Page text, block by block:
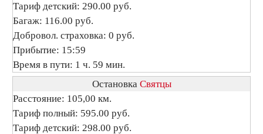
Тариф детский: 290.00 руб.
Багаж: 116.00 руб.
Добровол. страховка: 0 руб.
Прибытие: 15:59
Время в пути: 1 ч. 59 мин.
Остановка Святцы
Расстояние: 105,00 км.
Тариф полный: 595.00 руб.
Тариф детский: 298.00 руб.